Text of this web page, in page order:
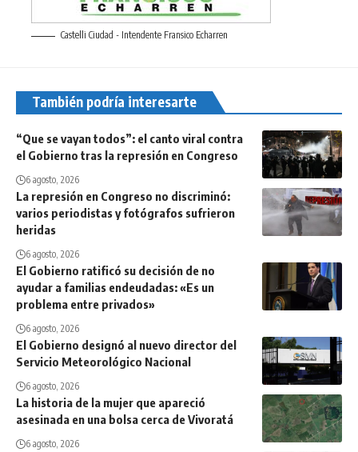
Castelli Ciudad - Intendente Fransico Echarren
También podría interesarte
“Que se vayan todos”: el canto viral contra
el Gobierno tras la represión en Congreso
6 agosto, 2026
La represión en Congreso no discriminó:
varios periodistas y fotógrafos sufrieron
heridas
6 agosto, 2026
El Gobierno ratificó su decisión de no
ayudar a familias endeudadas: «Es un
problema entre privados»
6 agosto, 2026
El Gobierno designó al nuevo director del
Servicio Meteorológico Nacional
6 agosto, 2026
La historia de la mujer que apareció
asesinada en una bolsa cerca de Vivoratá
6 agosto, 2026